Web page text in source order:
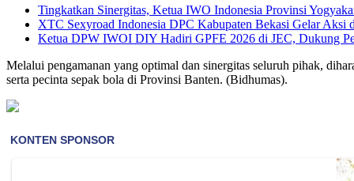
Tingkatkan Sinergitas, Ketua IWO Indonesia Provinsi
XTC Sexyroad Indonesia DPC Kabupaten Bekasi Gelar
Ketua DPW IWOI DIY Hadiri GPFE 2026 di JEC, Dukung
Melalui pengamanan yang optimal dan sinergitas seluruh pihak,
serta pecinta sepak bola di Provinsi Banten. (Bidhumas).